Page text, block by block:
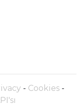
- Cookies-